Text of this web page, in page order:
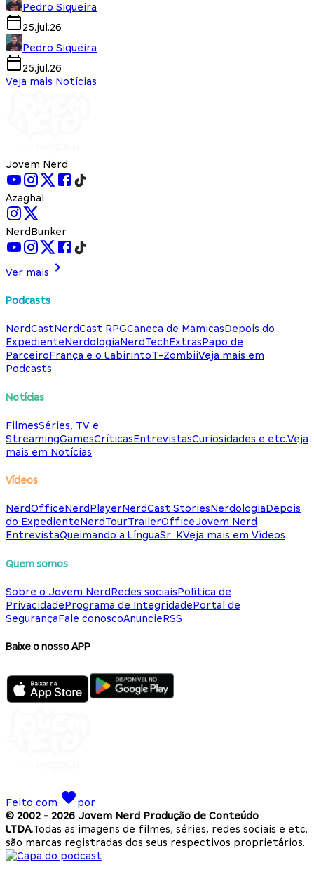
Pedro Siqueira
25.jul.26
Pedro Siqueira
25.jul.26
Veja mais Notícias
Jovem Nerd
Azaghal
NerdBunker
Ver mais
Podcasts
NerdCastNerdCast RPGCaneca de MamicasDepois do
ExpedienteNerdologiaNerdTechExtrasPapo de
ParceiroFrança e o LabirintoT-ZombiiVeja mais em
Podcasts
Notícias
FilmesSéries, TV e
StreamingGamesCríticasEntrevistasCuriosidades e etc.Veja
mais em Notícias
Vídeos
NerdOfficeNerdPlayerNerdCast StoriesNerdologiaDepois
do ExpedienteNerdTourTrailerOfficeJovem Nerd
EntrevistaQueimando a LínguaSr. KVeja mais em Vídeos
Quem somos
Sobre o Jovem NerdRedes sociaisPolítica de
PrivacidadePrograma de IntegridadePortal de
SegurançaFale conoscoAnuncieRSS
Baixe o nosso APP
Feito com
por
© 2002 - 2026 Jovem Nerd Produção de Conteúdo
LTDA.Todas as imagens de filmes, séries, redes sociais e etc.
são marcas registradas dos seus respectivos proprietários.